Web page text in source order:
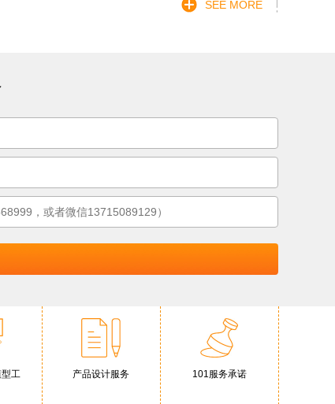
SEE MORE
工
产品设计服务 101服务承诺